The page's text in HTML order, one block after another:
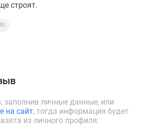
строят.
0
заполнив личные данные, или
на сайт, тогда информация будет
из личного профиля.